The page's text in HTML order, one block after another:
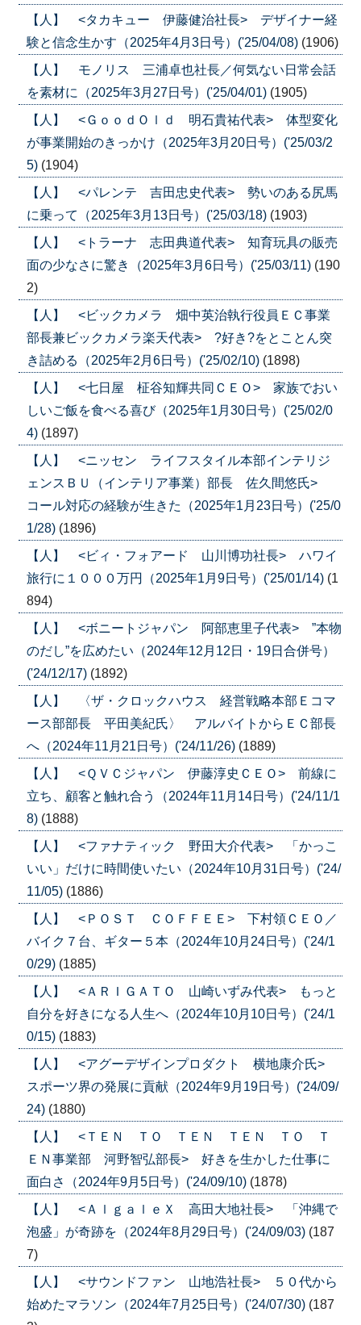
【人】 <タカキュー 伊藤健治社長> デザイナー経
験と信念生かす（2025年4月3日号）('25/04/08) (1906)
【人】 モノリス 三浦卓也社長／何気ない日常会話
を素材に（2025年3月27日号）('25/04/01) (1905)
【人】 <ＧｏｏｄＯｌｄ 明石貴祐代表> 体型変化
が事業開始のきっかけ（2025年3月20日号）('25/03/2
5) (1904)
【人】 <パレンテ 吉田忠史代表> 勢いのある尻馬
に乗って（2025年3月13日号）('25/03/18) (1903)
【人】 <トラーナ 志田典道代表> 知育玩具の販売
面の少なさに驚き（2025年3月6日号）('25/03/11) (190
2)
【人】 <ビックカメラ 畑中英治執行役員ＥＣ事業
部長兼ビックカメラ楽天代表> ?好き?をとことん突
き詰める（2025年2月6日号）('25/02/10) (1898)
【人】 <七日屋 柾谷知輝共同ＣＥＯ> 家族でおい
しいご飯を食べる喜び（2025年1月30日号）('25/02/0
4) (1897)
【人】 <ニッセン ライフスタイル本部インテリジ
ェンスＢＵ（インテリア事業）部長 佐久間悠氏>
コール対応の経験が生きた（2025年1月23日号）('25/0
1/28) (1896)
【人】 <ビィ・フォアード 山川博功社長> ハワイ
旅行に１０００万円（2025年1月9日号）('25/01/14) (1
894)
【人】 <ボニートジャパン 阿部恵里子代表> ”本物
のだし”を広めたい（2024年12月12日・19日合併号）
('24/12/17) (1892)
【人】 〈ザ・クロックハウス 経営戦略本部Ｅコマ
ース部部長 平田美紀氏〉 アルバイトからＥＣ部長
へ（2024年11月21日号）('24/11/26) (1889)
【人】 <ＱＶＣジャパン 伊藤淳史ＣＥＯ> 前線に
立ち、顧客と触れ合う（2024年11月14日号）('24/11/1
8) (1888)
【人】 <ファナティック 野田大介代表> 「かっこ
いい」だけに時間使いたい（2024年10月31日号）('24/
11/05) (1886)
【人】 <ＰＯＳＴ ＣＯＦＦＥＥ> 下村領ＣＥＯ／
バイク７台、ギター５本（2024年10月24日号）('24/1
0/29) (1885)
【人】 <ＡＲＩＧＡＴＯ 山崎いずみ代表> もっと
自分を好きになる人生へ（2024年10月10日号）('24/1
0/15) (1883)
【人】 <アグーデザインプロダクト 横地康介氏>
スポーツ界の発展に貢献（2024年9月19日号）('24/09/
24) (1880)
【人】 <ＴＥＮ ＴＯ ＴＥＮ ＴＥＮ ＴＯ Ｔ
ＥＮ事業部 河野智弘部長> 好きを生かした仕事に
面白さ（2024年9月5日号）('24/09/10) (1878)
【人】 <ＡｌｇａｌｅＸ 高田大地社長> 「沖縄で
泡盛」が奇跡を（2024年8月29日号）('24/09/03) (187
7)
【人】 <サウンドファン 山地浩社長> ５０代から
始めたマラソン（2024年7月25日号）('24/07/30) (187